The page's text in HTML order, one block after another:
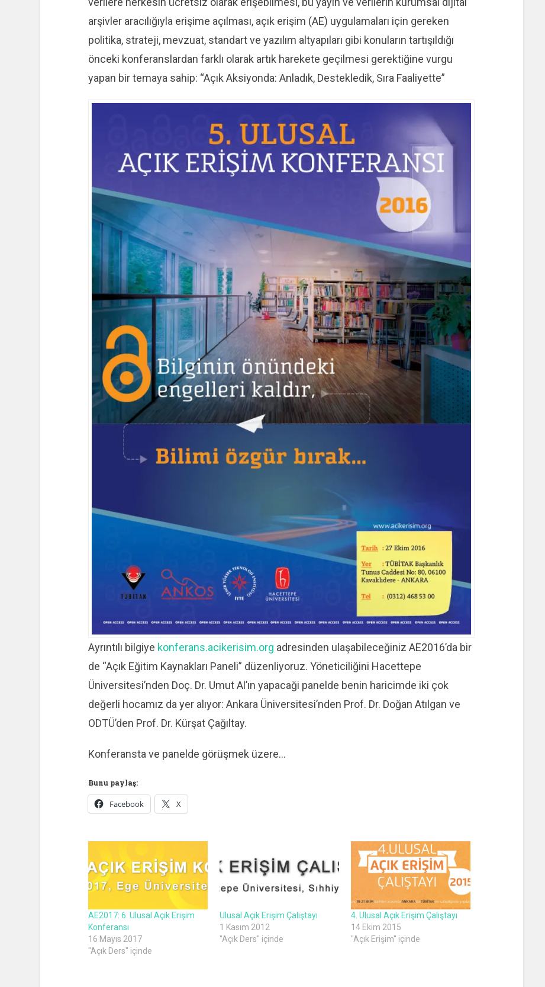
arşivler aracılığıyla erişime açılması, açık erişim (AE) uygulamaları için gereken
politika, strateji, mevzuat, standart ve yazılım altyapıları gibi konuların tartışıldığı
önceki konferanslardan farklı olarak artık harekete geçilmesi gerektiğine vurgu
yapan bir temaya sahip: “Açık Aksiyonda: Anladık, Destekledik, Sıra Faaliyette”
Ayrıntılı bilgiye konferans.acikerisim.org adresinden ulaşabileceğiniz AE2016’da bir
de “Açık Eğitim Kaynakları Paneli” düzenliyoruz. Yöneticiliğini Hacettepe
Üniversitesi’nden Doç. Dr. Umut Al’ın yapacaği panelde benin haricimde iki çok
değerli hocamız da yer alıyor: Ankara Üniversitesi’nden Prof. Dr. Doğan Atılgan ve
ODTÜ’den Prof. Dr. Kürşat Çağıltay.
Konferansta ve panelde görüşmek üzere…
Bunu paylaş:
Facebook X
AE2017: 6. Ulusal Açık Erişim
Konferansı
16 Mayıs 2017
"Açık Ders" içinde
Ulusal Açık Erişim Çalıştayı
1 Kasım 2012
"Açık Ders" içinde
4. Ulusal Açık Erişim Çalıştayı
14 Ekim 2015
"Açık Erişim" içinde